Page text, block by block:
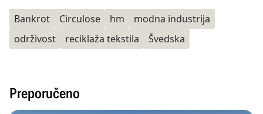
Bankrot Circulose hm
modna industrija
održivost
reciklaža tekstila Švedska
Preporučeno